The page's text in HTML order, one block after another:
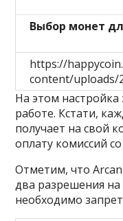
Выбор монет
https://
content/uploads/
На этом
работе. Кстати,
получает на свой
оплату комиссий
Отметим, что
два разрешения
необходимо